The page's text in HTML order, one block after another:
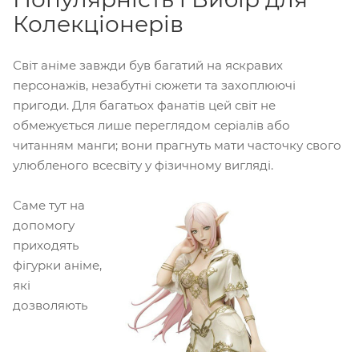
Колекціонерів
Світ аніме завжди був багатий на яскравих
персонажів, незабутні сюжети та захоплюючі
пригоди. Для багатьох фанатів цей світ не
обмежується лише переглядом серіалів або
читанням манги; вони прагнуть мати часточку свого
улюбленого всесвіту у фізичному вигляді.
Саме тут на
допомогу
приходять
фігурки аніме,
які
дозволяють